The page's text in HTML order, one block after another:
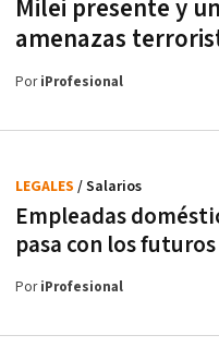
Milei presente y
amenazas
PoriProfesional
Empleadas
pasa con los
LEGALES / Salarios
PoriProfesional